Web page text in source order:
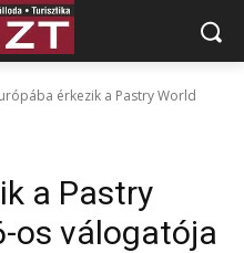
érkezik a Pastry World
a Pastry
os válogatója